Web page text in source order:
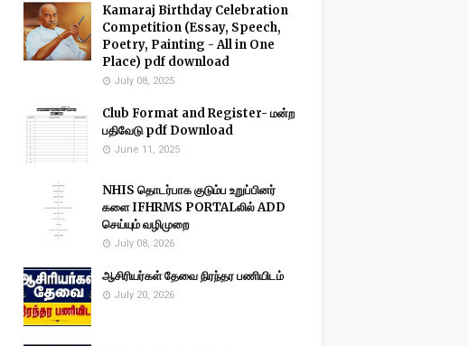
Kamaraj Birthday Celebration
Competition (Essay, Speech,
Poetry, Painting - All in One
Place) pdf download
July 08, 2025
Club Format and Register- மன்ற
பதிவேடு pdf Download
June 11, 2025
NHIS தொடர்பாக குடும்ப உறுப்பினர்
களை IFHRMS PORTALலில் ADD
செய்யும் வழிமுறை
July 08, 2026
ஆசிரியர்கள் தேவை நிரந்தர பணியிடம்
July 20, 2026